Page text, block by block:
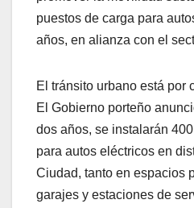
puestos de carga para
años, en alianza con el
El tránsito urbano está por
El Gobierno porteño
dos años, se instalarán
para autos eléctricos en
Ciudad, tanto en espacios
garajes y estaciones de